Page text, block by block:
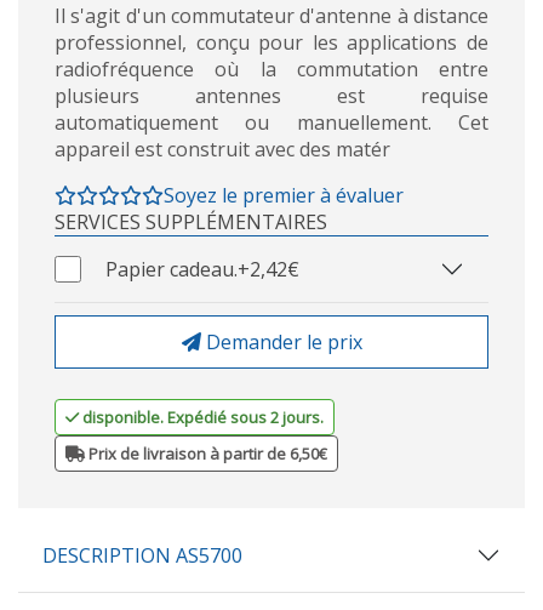
Il s'agit d'un commutateur d'antenne à distance
professionnel, conçu pour les applications de
radiofréquence où la commutation entre
plusieurs antennes est requise
automatiquement ou manuellement. Cet
appareil est construit avec des matér
Soyez le premier à évaluer
SERVICES SUPPLÉMENTAIRES
Papier cadeau.+2,42€
Demander le prix
disponible. Expédié sous 2 jours.
Prix de livraison à partir de 6,50€
DESCRIPTION AS5700